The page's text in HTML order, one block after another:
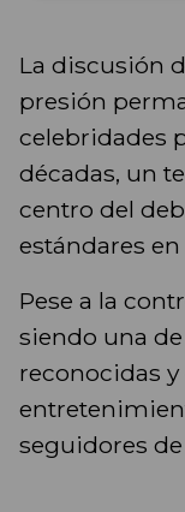
La discusión
presión
celebridades
décadas, un
centro del
estándares
Pese a la
siendo una
reconocidas
seguidores